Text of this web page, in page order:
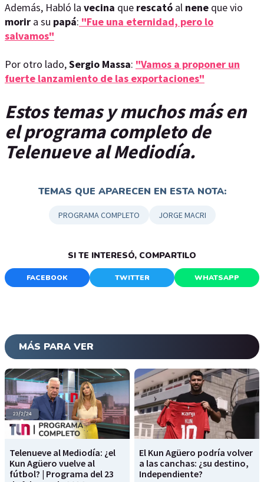
Además, Habló la vecina que rescató al nene que vio
morir a su papá: "Fue una eternidad, pero lo
salvamos"
Por otro lado,Sergio Massa: "Vamos a proponer un
fuerte lanzamiento de las exportaciones"
Estos temas y muchos más en
el programa completo de
Telenueve al Mediodía.
TEMAS QUE APARECEN EN ESTA NOTA:
PROGRAMA COMPLETO JORGE MACRI
SI TE INTERESÓ, COMPARTILO
FACEBOOK TWITTER WHATSAPP
MÁS PARA VER
Telenueve al Mediodía: ¿el
Kun Agüero vuelve al
fútbol? | Programa del 23
El Kun Agüero podría volver
a las canchas: ¿su destino,
Independiente?